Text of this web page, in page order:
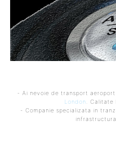
- Ai nevoie de transport aeroport
London. Calitate
- Companie specializata in